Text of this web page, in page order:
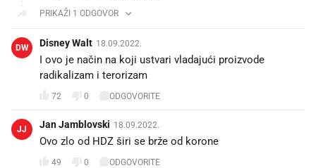
PRIKAŽI 1 ODGOVOR
DW Disney Walt 18.09.2022.
I ovo je način na koji ustvari vladajući proizvode
radikalizam i terorizam
72 0 ODGOVORITE
JJ Jan Jamblovski 18.09.2022.
Ovo zlo od HDZ širi se brže od korone
49 0 ODGOVORITE